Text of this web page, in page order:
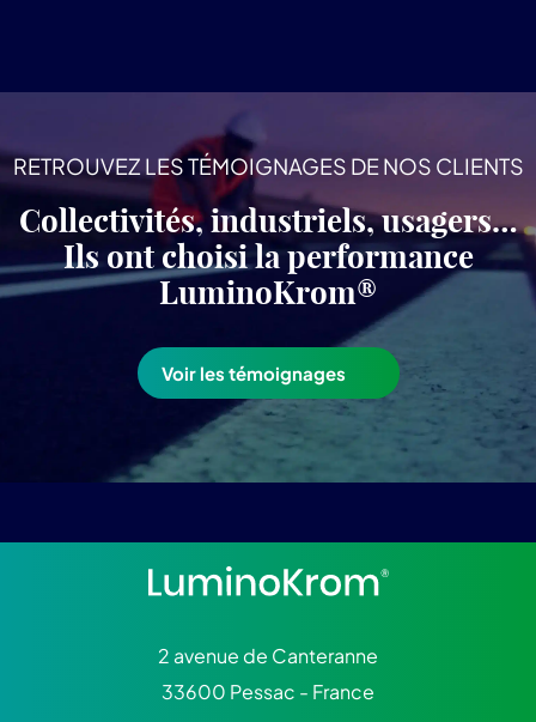
RETROUVEZ LES TÉMOIGNAGES DE NOS CLIENTS
Collectivités, industriels, usagers…
Ils ont choisi la performance
LuminoKrom®
Voir les témoignages
2 avenue de Canteranne
33600 Pessac - France